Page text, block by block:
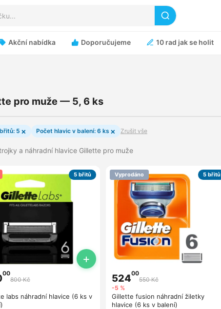
Akční nabídka Doporučujeme 10 rad jak se holit
pro muže — 5, 6 ks
5 × Počet hlavic v balení: 6 ks × Zrušit vše
a náhradní hlavice Gillette pro muže
5 břitů
+
00
800 Kč
labs náhradní hlavice (6 ks v
Vyprodáno 5 břitů
52400
550 Kč
-5 %
Gillette fusion náhradní žiletky
hlavice (6 ks v balení)